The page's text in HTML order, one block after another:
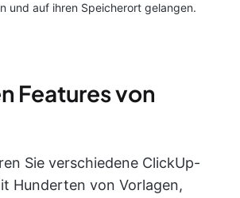
und auf ihren Speicherort gelangen.
Features von
Sie verschiedene ClickUp-
Hunderten von Vorlagen,